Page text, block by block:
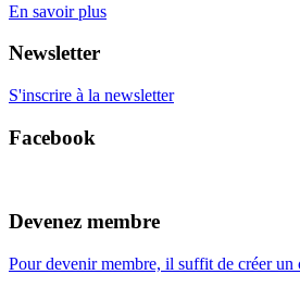
En savoir plus
Newsletter
S'inscrire à la newsletter
Facebook
Devenez membre
Pour devenir membre, il suffit de créer un